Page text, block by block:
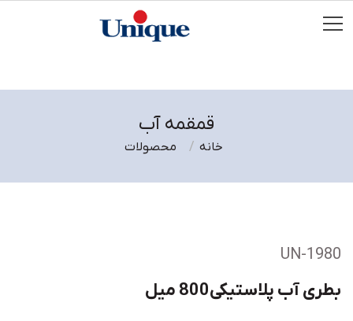
قمقمه آب
محصولات خانه
UN-1980
بطری آب پلاستیکی800 میل